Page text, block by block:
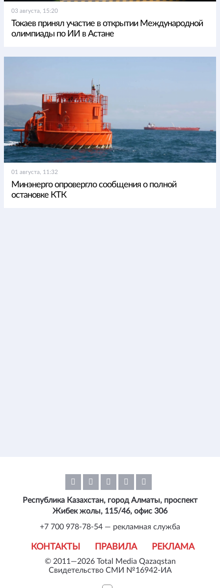
03 августа, 15:20
Токаев принял участие в открытии Международной
олимпиады по ИИ в Астане
01 августа, 11:32
Минэнерго опровергло сообщения о полной
остановке КТК
© 2011—2026 Total Media Qazaqstan
Свидетельство СМИ №16942-ИА
КОНТАКТЫ ПРАВИЛА РЕКЛАМА
Республика Казахстан, город Алматы, проспект
Жибек жолы, 115/46, офис 306
+7 700 978-78-54 — рекламная служба